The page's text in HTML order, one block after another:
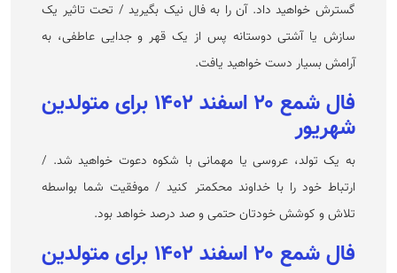
گسترش خواهید داد. آن را به فال نیک بگیرید / تحت تاثیر یک
سازش یا آشتی دوستانه پس از یک قهر و جدایی عاطفی، به
آرامش بسیار دست خواهید یافت.
فال شمع ۲۰ اسفند ۱۴۰۲ برای متولدین
شهریور
به یک تولد، عروسی یا مهمانی با شکوه دعوت خواهید شد. /
ارتباط خود را با خداوند محکمتر کنید / موفقیت شما بواسطه
تلاش و کوشش خودتان حتمی و صد درصد خواهد بود.
فال شمع ۲۰ اسفند ۱۴۰۲ برای متولدین